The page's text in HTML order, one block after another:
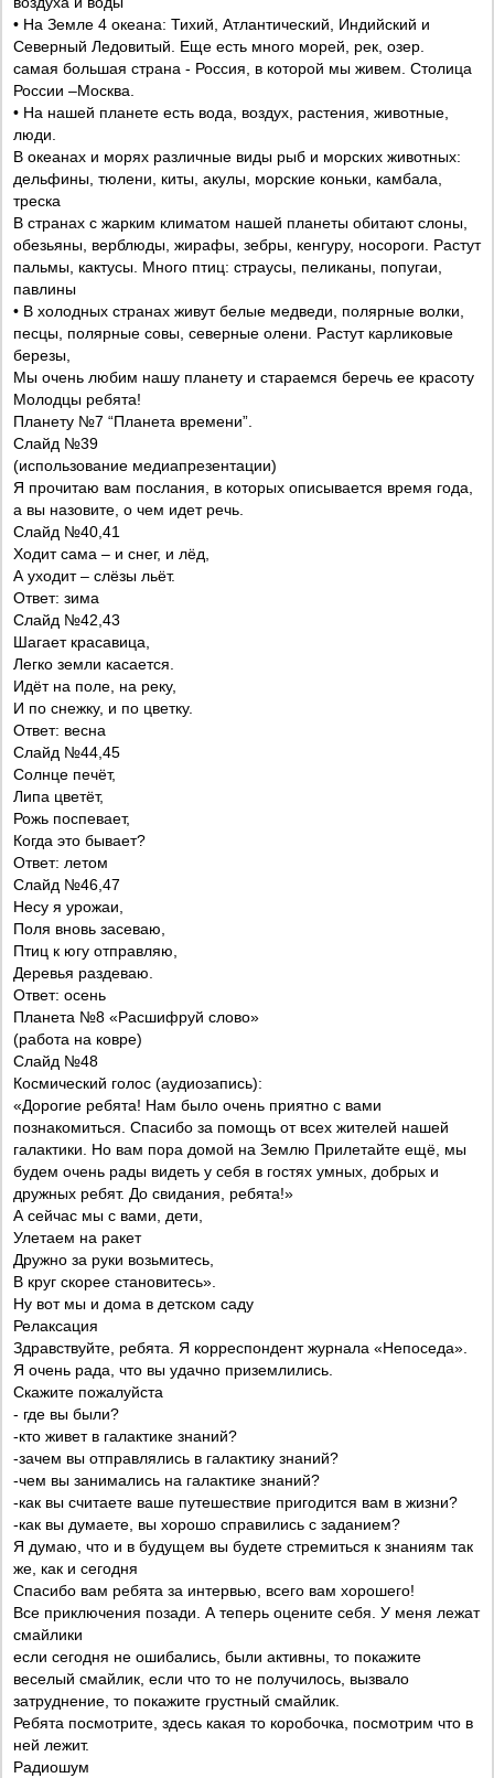
• На Земле 4 океана: Тихий, Атлантический, Индийский и
Северный Ледовитый. Еще есть много морей, рек, озер.
самая большая страна - Россия, в которой мы живем. Столица
России –Москва.
• На нашей планете есть вода, воздух, растения, животные,
люди.
В океанах и морях различные виды рыб и морских животных:
дельфины, тюлени, киты, акулы, морские коньки, камбала,
треска
В странах с жарким климатом нашей планеты обитают слоны,
обезьяны, верблюды, жирафы, зебры, кенгуру, носороги. Растут
пальмы, кактусы. Много птиц: страусы, пеликаны, попугаи,
павлины
• В холодных странах живут белые медведи, полярные волки,
песцы, полярные совы, северные олени. Растут карликовые
березы,
Мы очень любим нашу планету и стараемся беречь ее красоту
Молодцы ребята!
Планету №7 “Планета времени”.
Слайд №39
(использование медиапрезентации)
Я прочитаю вам послания, в которых описывается время года,
а вы назовите, о чем идет речь.
Слайд №40,41
Ходит сама – и снег, и лёд,
А уходит – слёзы льёт.
Ответ: зима
Слайд №42,43
Шагает красавица,
Легко земли касается.
Идёт на поле, на реку,
И по снежку, и по цветку.
Ответ: весна
Слайд №44,45
Солнце печёт,
Липа цветёт,
Рожь поспевает,
Когда это бывает?
Ответ: летом
Слайд №46,47
Несу я урожаи,
Поля вновь засеваю,
Птиц к югу отправляю,
Деревья раздеваю.
Ответ: осень
Планета №8 «Расшифруй слово»
(работа на ковре)
Слайд №48
Космический голос (аудиозапись):
«Дорогие ребята! Нам было очень приятно с вами
познакомиться. Спасибо за помощь от всех жителей нашей
галактики. Но вам пора домой на Землю Прилетайте ещё, мы
будем очень рады видеть у себя в гостях умных, добрых и
дружных ребят. До свидания, ребята!»
А сейчас мы с вами, дети,
Улетаем на ракет
Дружно за руки возьмитесь,
В круг скорее становитесь».
Ну вот мы и дома в детском саду
Релаксация
Здравствуйте, ребята. Я корреспондент журнала «Непоседа».
Я очень рада, что вы удачно приземлились.
Скажите пожалуйста
- где вы были?
-кто живет в галактике знаний?
-зачем вы отправлялись в галактику знаний?
-чем вы занимались на галактике знаний?
-как вы считаете ваше путешествие пригодится вам в жизни?
-как вы думаете, вы хорошо справились с заданием?
Я думаю, что и в будущем вы будете стремиться к знаниям так
же, как и сегодня
Спасибо вам ребята за интервью, всего вам хорошего!
Все приключения позади. А теперь оцените себя. У меня лежат
смайлики
если сегодня не ошибались, были активны, то покажите
веселый смайлик, если что то не получилось, вызвало
затруднение, то покажите грустный смайлик.
Ребята посмотрите, здесь какая то коробочка, посмотрим что в
ней лежит.
Радиошум